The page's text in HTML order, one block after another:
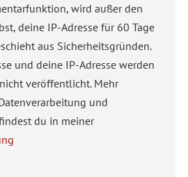
wird außer den
deine IP-Adresse für 60 Tage
aus Sicherheitsgründen.
und deine IP-Adresse werden
veröffentlicht. Mehr
und
du in meiner